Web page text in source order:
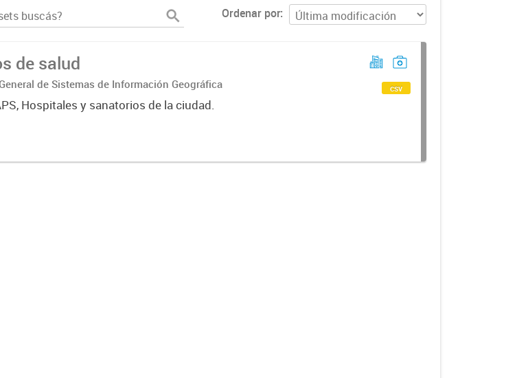
Ordenar por
de salud
de Sistemas de Información Geográfica
Hospitales y sanatorios de la ciudad.
csv